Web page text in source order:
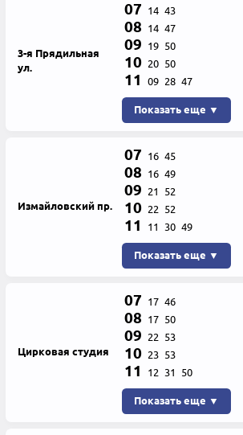
3-я Прядильная
ул.
07 14 43
08 14 47
09 19 50
10 20 50
11 09 28 47
Показать еще ▼
Измайловский пр.
07 16 45
08 16 49
09 21 52
10 22 52
11 11 30 49
Показать еще ▼
Цирковая студия
07 17 46
08 17 50
09 22 53
10 23 53
11 12 31 50
Показать еще ▼